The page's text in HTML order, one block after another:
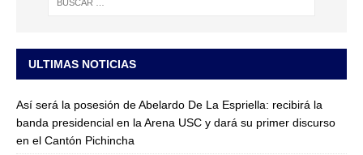
ULTIMAS NOTICIAS
Así será la posesión de Abelardo De La Espriella: recibirá la
banda presidencial en la Arena USC y dará su primer discurso
en el Cantón Pichincha